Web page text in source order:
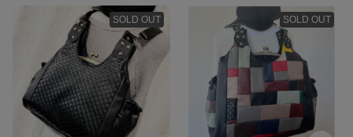
SOLD OUT SOLD OUT